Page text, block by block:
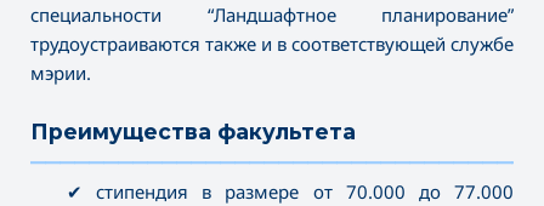
специальности “Ландшафтное планирование”
трудоустраиваются также и в соответствующей службе
мэрии.
Преимущества факультета
✔ стипендия в размере от 70.000 до 77.000